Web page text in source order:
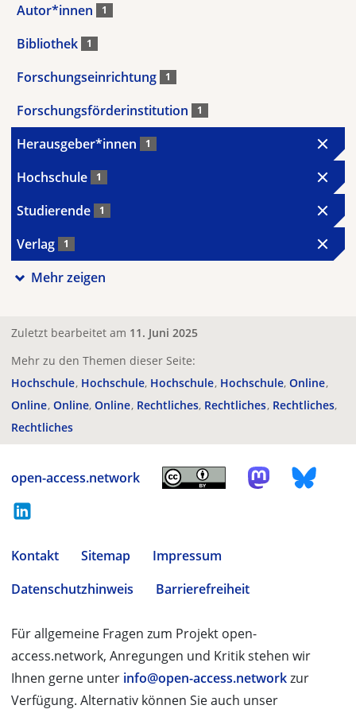
Autor*innen 1
Bibliothek 1
Forschungseinrichtung 1
Forschungsförderinstitution 1
Herausgeber*innen 1
Hochschule 1
Studierende 1
Verlag 1
Mehr zeigen
Zuletzt bearbeitet am 11. Juni 2025
Mehr zu den Themen dieser Seite:
Hochschule Hochschule Hochschule Hochschule Online
Online Online Online Rechtliches Rechtliches Rechtliches
Rechtliches
open-access.network
Kontakt Sitemap
Impressum
Datenschutzhinweis
Barrierefreiheit
Für allgemeine Fragen zum Projekt open-
access.network, Anregungen und Kritik stehen wir
Ihnen gerne unter info@open-access.networkzur
Verfügung. Alternativ können Sie auch unser